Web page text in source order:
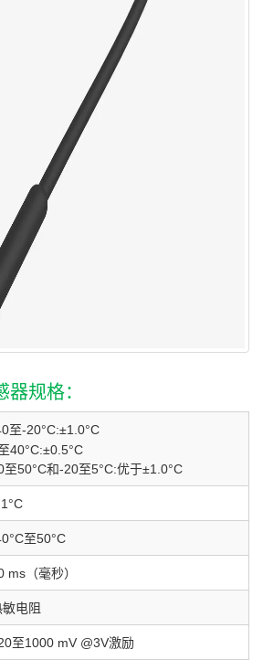
规格：
至-20°C:±1.0°C
40°C:±0.5°C
至50°C和-20至5°C:优于±1.0°C
至50°C
ms（毫秒）
电阻
至1000 mV @3V激励